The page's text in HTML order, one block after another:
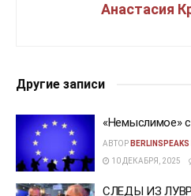
Анастасия
Другие записи
«Немыслимое»
АВТОР
10 ДЕКАБРЯ, 2025
СЛЕДЫ ИЗ